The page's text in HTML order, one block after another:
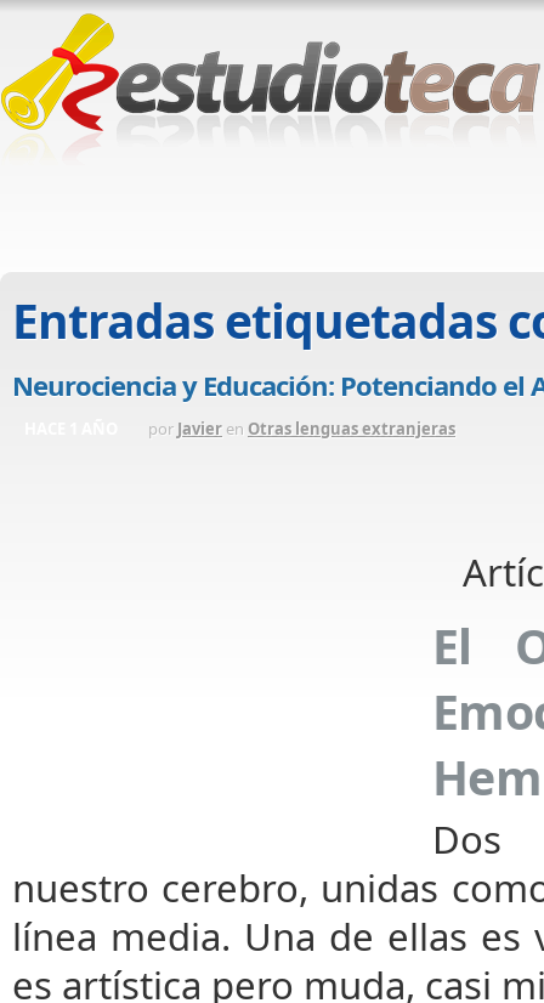
Entradas etiquetadas
Neurociencia y Educación: Potenciando
por Javier en Otras lenguas extranjeras
El
Dos
nuestro cerebro, unidas
línea media. Una de ellas
es artística pero muda, casi